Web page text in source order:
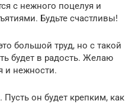
с нежного поцелуя и
Будьте счастливы!
большой труд, но с такой
будет в радость. Желаю
и нежности.
он будет крепким, как